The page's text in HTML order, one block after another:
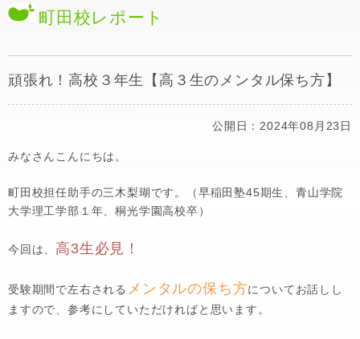
町田校レポート
頑張れ！高校３年生【高３生のメンタル保ち方】
公開日：2024年08月23日
みなさんこんにちは。
町田校担任助手の三木梨瑚です。（早稲田塾45期生、青山学院
大学理工学部１年、桐光学園高校卒）
今回は、 高3生必見！
受験期間で左右される メンタルの保ち方についてお話しし
ますので、参考にしていただければと思います。